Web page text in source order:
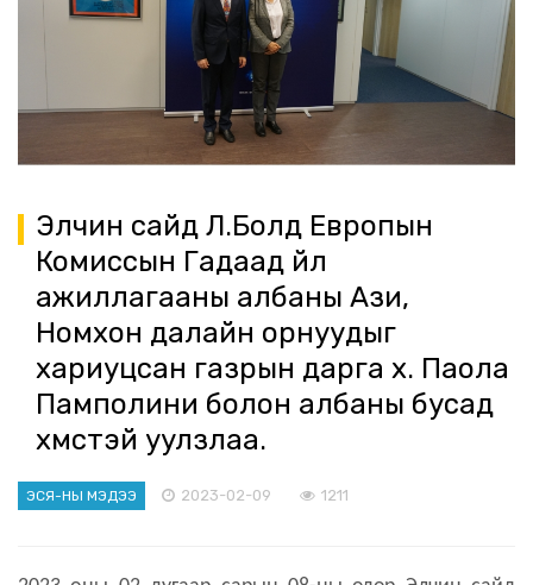
Элчин сайд Л.Болд Европын
Комиссын Гадаад үйл
ажиллагааны албаны Ази,
Номхон далайн орнуудыг
хариуцсан газрын дарга х. Паола
Памполини болон албаны бусад
хүмүүстэй уулзлаа.
ЭСЯ-НЫ МЭДЭЭ 2023-02-09 1211